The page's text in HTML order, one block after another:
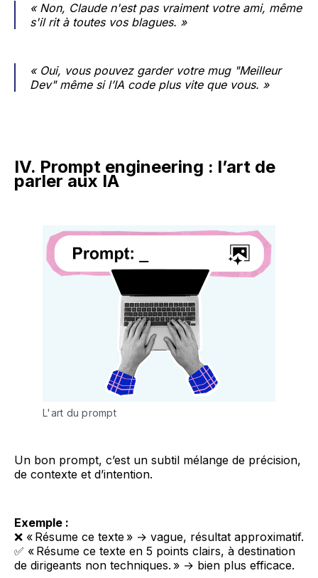
« Non, Claude n'est pas vraiment votre ami, même
s'il rit à toutes vos blagues. »
« Oui, vous pouvez garder votre mug "Meilleur
Dev" même si l’IA code plus vite que vous. »
IV. Prompt engineering : l’art de
parler aux IA
L'art du prompt
Un bon prompt, c’est un subtil mélange de précision,
de contexte et d’intention.
Exemple :
❌ « Résume ce texte » → vague, résultat approximatif.
✅ « Résume ce texte en 5 points clairs, à destination
de dirigeants non techniques. » → bien plus efficace.